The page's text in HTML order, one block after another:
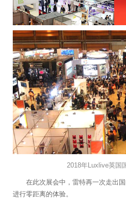
2018年Luxlive英国
在此次展会中，雷特再一次走出
进行零距离的体验。